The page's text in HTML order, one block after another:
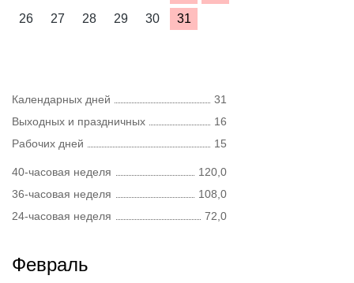
26
27 28 29 30 31
Календарных дней
31
Выходных и праздничных
16
Рабочих дней
15
40-часовая неделя
120,0
36-часовая неделя
108,0
24-часовая неделя
72,0
Февраль